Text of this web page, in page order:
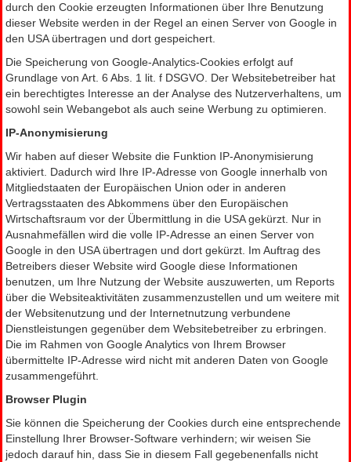
durch den Cookie erzeugten Informationen über Ihre Benutzung
dieser Website werden in der Regel an einen Server von Google in
den USA übertragen und dort gespeichert.
Die Speicherung von Google-Analytics-Cookies erfolgt auf
Grundlage von Art. 6 Abs. 1 lit. f DSGVO. Der Websitebetreiber hat
ein berechtigtes Interesse an der Analyse des Nutzerverhaltens, um
sowohl sein Webangebot als auch seine Werbung zu optimieren.
IP-Anonymisierung
Wir haben auf dieser Website die Funktion IP-Anonymisierung
aktiviert. Dadurch wird Ihre IP-Adresse von Google innerhalb von
Mitgliedstaaten der Europäischen Union oder in anderen
Vertragsstaaten des Abkommens über den Europäischen
Wirtschaftsraum vor der Übermittlung in die USA gekürzt. Nur in
Ausnahmefällen wird die volle IP-Adresse an einen Server von
Google in den USA übertragen und dort gekürzt. Im Auftrag des
Betreibers dieser Website wird Google diese Informationen
benutzen, um Ihre Nutzung der Website auszuwerten, um Reports
über die Websiteaktivitäten zusammenzustellen und um weitere mit
der Websitenutzung und der Internetnutzung verbundene
Dienstleistungen gegenüber dem Websitebetreiber zu erbringen.
Die im Rahmen von Google Analytics von Ihrem Browser
übermittelte IP-Adresse wird nicht mit anderen Daten von Google
zusammengeführt.
Browser Plugin
Sie können die Speicherung der Cookies durch eine entsprechende
Einstellung Ihrer Browser-Software verhindern; wir weisen Sie
jedoch darauf hin, dass Sie in diesem Fall gegebenenfalls nicht